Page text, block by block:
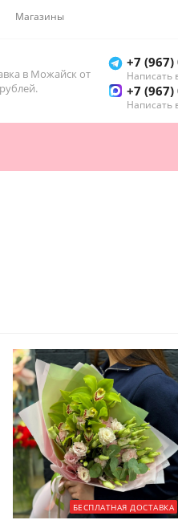
Магазины
в Можайск от
+7 (967)
Написать
+7 (967)
Написать
БЕСПЛАТНАЯ ДОСТАВКА